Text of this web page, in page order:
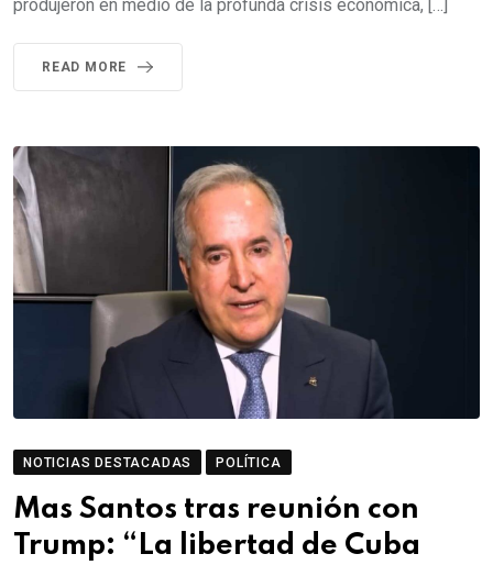
produjeron en medio de la profunda crisis económica, […]
READ MORE
NOTICIAS DESTACADAS POLÍTICA
Mas Santos tras reunión con
Trump: “La libertad de Cuba